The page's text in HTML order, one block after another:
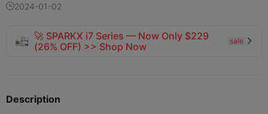
2024-01-02
🚀 SPARKX i7 Series — Now Only $229
(26% OFF) >> Shop Now
sale 
Description